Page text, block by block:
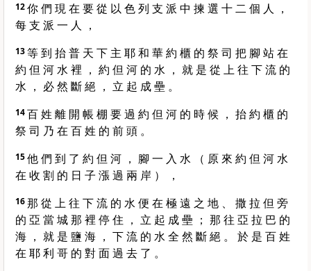
12你 們 現 在 要 從 以 色 列 支 派 中 揀 選 十 二 個 人 ，
每 支 派 一 人 ，
13等 到 抬 普 天 下 主 耶 和 華 約 櫃 的 祭 司 把 腳 站 在
約 但 河 水 裡 ， 約 但 河 的 水 ， 就 是 從 上 往 下 流 的
水 ， 必 然 斷 絕 ， 立 起 成 壘 。
14百 姓 離 開 帳 棚 要 過 約 但 河 的 時 候 ， 抬 約 櫃 的
祭 司 乃 在 百 姓 的 前 頭 。
15他 們 到 了 約 但 河 ， 腳 一 入 水 （ 原 來 約 但 河 水
在 收 割 的 日 子 漲 過 兩 岸 ） ，
16那 從 上 往 下 流 的 水 便 在 極 遠 之 地 、 撒 拉 但 旁
的 亞 當 城 那 裡 停 住 ， 立 起 成 壘 ； 那 往 亞 拉 巴 的
海 ， 就 是 鹽 海 ， 下 流 的 水 全 然 斷 絕 。 於 是 百 姓
在 耶 利 哥 的 對 面 過 去 了 。